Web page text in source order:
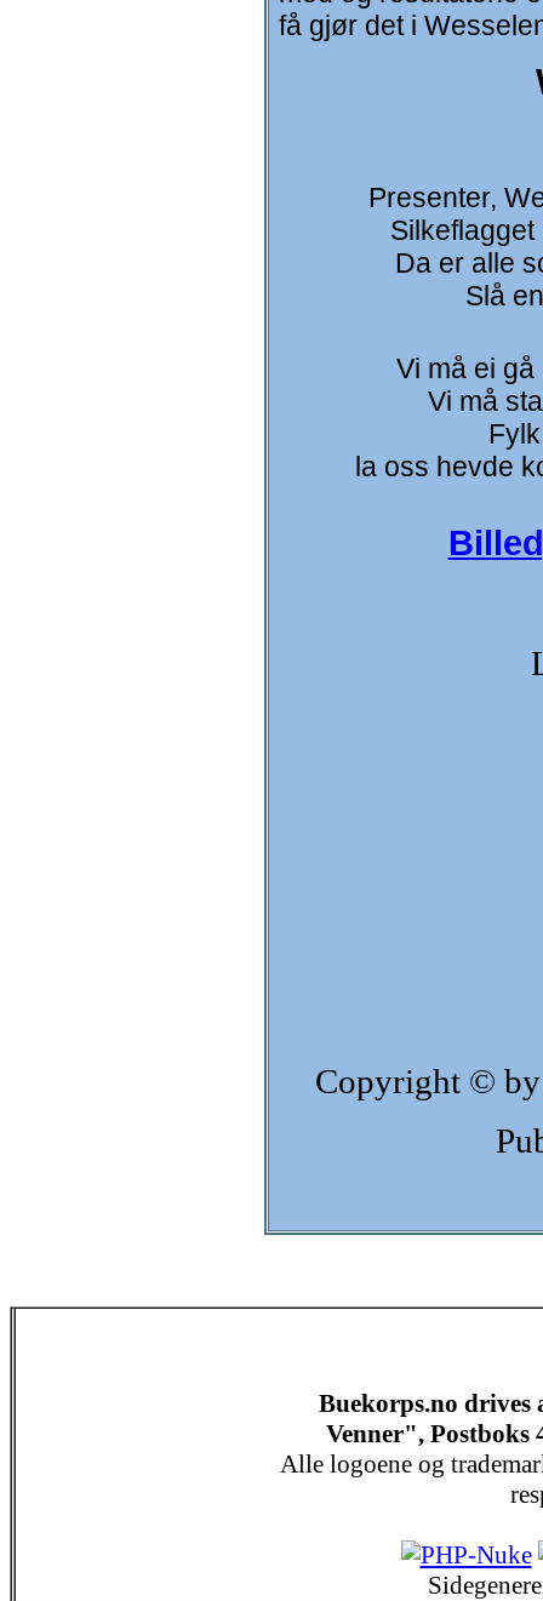
få gjør det i
Presenter,
Da er alle
Slå
Vi må ei
Vi må
la oss hevde
Copyright © by
Buekorps.no drives
Venner", Postboks
Alle logoene og